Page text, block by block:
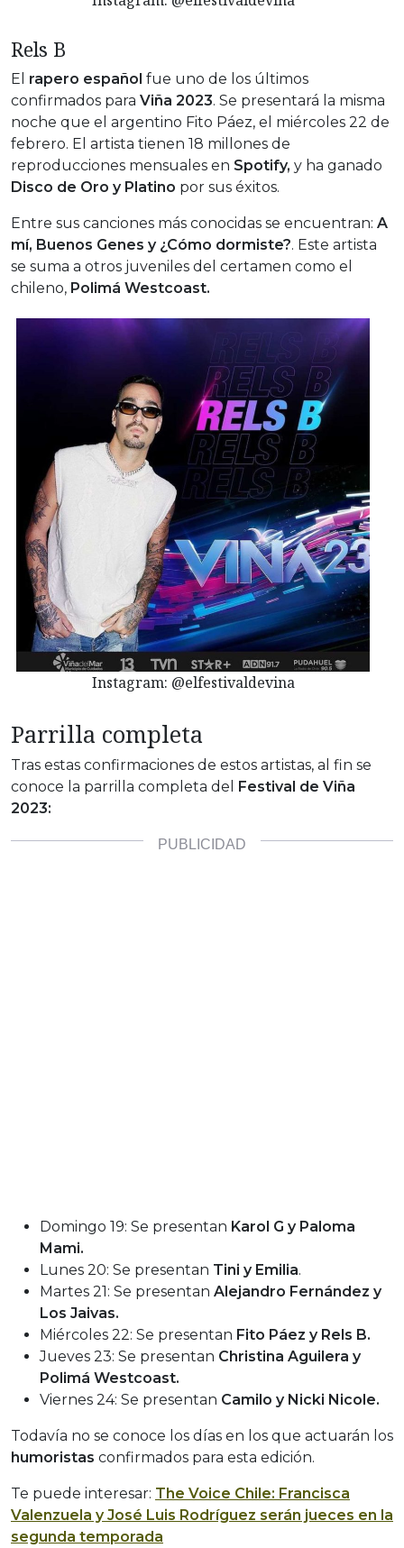
Rels B
El rapero español fue uno de los últimos
confirmados para Viña 2023. Se presentará la misma
noche que el argentino Fito Páez, el miércoles 22 de
febrero. El artista tienen 18 millones de
reproducciones mensuales en Spotify, y ha ganado
Disco de Oro y Platino por sus éxitos.
Entre sus canciones más conocidas se encuentran: A
mí, Buenos Genes y ¿Cómo dormiste?. Este artista
se suma a otros juveniles del certamen como el
chileno, Polimá Westcoast.
Instagram: @elfestivaldevina
Parrilla completa
Tras estas confirmaciones de estos artistas, al fin se
conoce la parrilla completa del
Festival de Viña
2023:
Domingo 19: Se presentan Karol G y Paloma
Mami.
Lunes 20: Se presentan Tini y Emilia.
Martes 21: Se presentan Alejandro Fernández y
Los Jaivas.
Miércoles 22: Se presentan Fito Páez y Rels B.
Jueves 23: Se presentan Christina Aguilera y
Polimá Westcoast.
Viernes 24: Se presentan Camilo y Nicki Nicole.
Todavía no se conoce los días en los que actuarán los
humoristas confirmados para esta edición.
Te puede interesar: The Voice Chile: Francisca
Valenzuela y José Luis Rodríguez serán jueces en la
segunda temporada